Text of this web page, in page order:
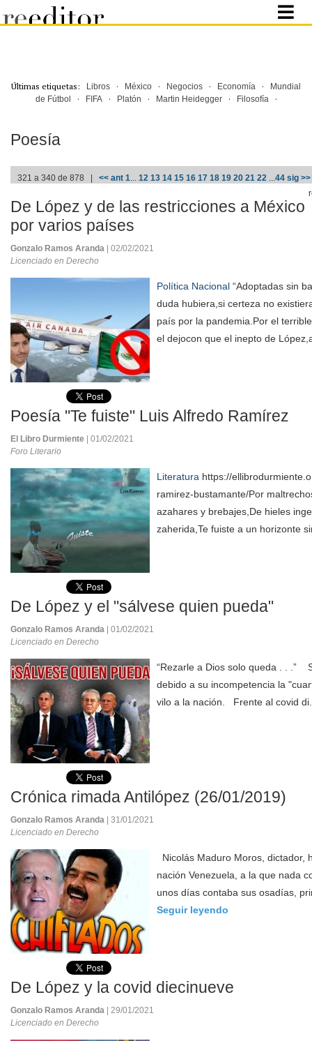
Últimas etiquetas: Libros · México · Negocios · Economía ·
Mundial
de Fútbol
· FIFA· Platón · Martin Heidegger· Filosofía·
Poesía
321 a 340 de 878 | << ant 1... 12 13 14 15 16 17 18 19 20 21 22 ...44 sig >>
De López y de las restricciones a México
por varios países
Gonzalo Ramos Aranda
| 02/02/2021
Licenciado en Derecho
Política Nacional “Adoptadas sin
duda hubiera,si certeza no
país por la pandemia.Por el
el dejocon que el inepto de
Poesía "Te fuiste" Luis Alfredo Ramírez
El Libro Durmiente
| 01/02/2021
Foro Literario
Literatura https://
ramirez-bustamante/Por
azahares y brebajes,De hieles
zaherida,Te fuiste a un horizonte
De López y el "sálvese quien pueda"
Gonzalo Ramos Aranda
| 01/02/2021
Licenciado en Derecho
“Rezarle a Dios solo queda . . .”
debido a su incompetencia la
vilo a la nación. Frente al covid
Crónica rimada Antilópez (26/01/2019)
Gonzalo Ramos Aranda
| 31/01/2021
Licenciado en Derecho
Nicolás Maduro Moros, dictador,
nación Venezuela, a la que nada
unos días contaba sus osadías,
Seguir leyendo
De López y la covid diecinueve
Gonzalo Ramos Aranda
| 29/01/2021
Licenciado en Derecho